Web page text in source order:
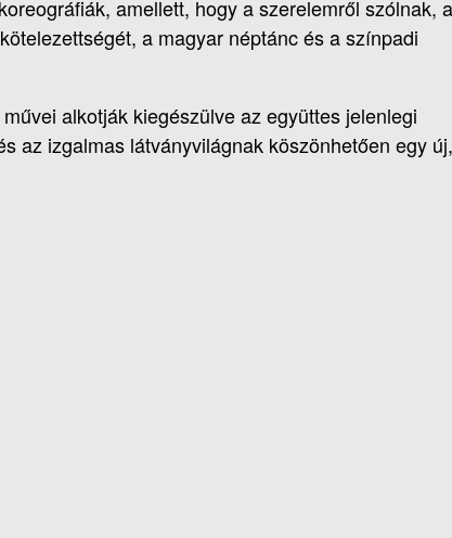
amellett, hogy a szerelemről szólnak,
a magyar néptánc és a színpadi
alkotják kiegészülve az együttes jelenlegi
az izgalmas látványvilágnak köszönhetően egy